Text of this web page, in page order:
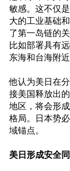
敏感。这不仅
大的工业基础
了第一岛链的
比如部署具有
东海和台海附
他认为美日在
接美国释放出
地区，将会形
格局。日本势
域锚点。
美日形成安全